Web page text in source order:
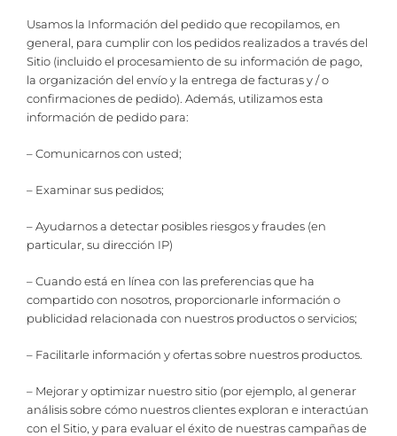
Usamos la Información del pedido que recopilamos, en
general, para cumplir con los pedidos realizados a través del
Sitio (incluido el procesamiento de su información de pago,
la organización del envío y la entrega de facturas y / o
confirmaciones de pedido). Además, utilizamos esta
información de pedido para:
– Comunicarnos con usted;
– Examinar sus pedidos;
– Ayudarnos a detectar posibles riesgos y fraudes (en
particular, su dirección IP)
– Cuando está en línea con las preferencias que ha
compartido con nosotros, proporcionarle información o
publicidad relacionada con nuestros productos o servicios;
– Facilitarle información y ofertas sobre nuestros productos.
– Mejorar y optimizar nuestro sitio (por ejemplo, al generar
análisis sobre cómo nuestros clientes exploran e interactúan
con el Sitio, y para evaluar el éxito de nuestras campañas de